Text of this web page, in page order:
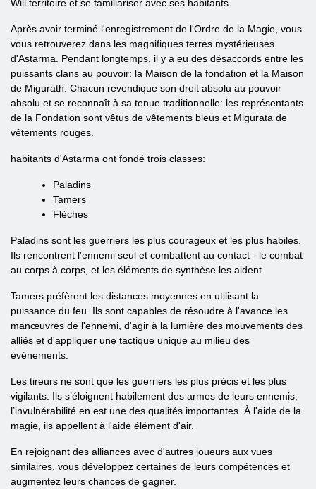
Will territoire et se familiariser avec ses habitants
Après avoir terminé l'enregistrement de l'Ordre de la Magie, vous
vous retrouverez dans les magnifiques terres mystérieuses
d'Astarma. Pendant longtemps, il y a eu des désaccords entre les
puissants clans au pouvoir: la Maison de la fondation et la Maison
de Migurath. Chacun revendique son droit absolu au pouvoir
absolu et se reconnaît à sa tenue traditionnelle: les représentants
de la Fondation sont vêtus de vêtements bleus et Migurata de
vêtements rouges.
habitants d'Astarma ont fondé trois classes:
Paladins
Tamers
Flèches
Paladins sont les guerriers les plus courageux et les plus habiles.
Ils rencontrent l'ennemi seul et combattent au contact - le combat
au corps à corps, et les éléments de synthèse les aident.
Tamers préfèrent les distances moyennes en utilisant la
puissance du feu. Ils sont capables de résoudre à l'avance les
manœuvres de l'ennemi, d'agir à la lumière des mouvements des
alliés et d'appliquer une tactique unique au milieu des
événements.
Les tireurs ne sont que les guerriers les plus précis et les plus
vigilants. Ils s’éloignent habilement des armes de leurs ennemis;
l’invulnérabilité en est une des qualités importantes. À l'aide de la
magie, ils appellent à l'aide élément d'air.
En rejoignant des alliances avec d'autres joueurs aux vues
similaires, vous développez certaines de leurs compétences et
augmentez leurs chances de gagner.